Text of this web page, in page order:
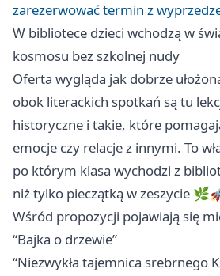
zarezerwować termin z
W bibliotece dzieci wchodzą w
kosmosu bez szkolnej nudy
Oferta wygląda jak dobrze
obok literackich spotkań są tu
historyczne i takie, które
emocje czy relacje z innymi. To
po którym klasa wychodzi z
niż tylko pieczątką w zeszycie
Wśród propozycji pojawiają się
“Bajka o drzewie”
“Niezwykła tajemnica srebrnego